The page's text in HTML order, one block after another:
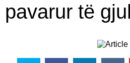
pavarur të